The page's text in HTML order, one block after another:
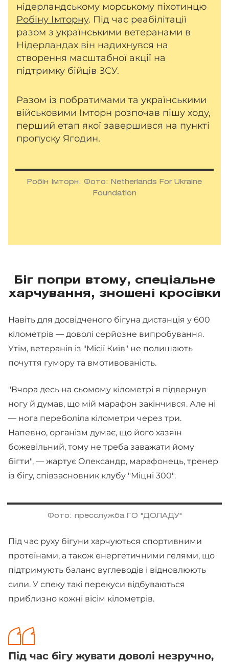
нідерландському морському піхотинцю
Робіну Імторну. Під час реабілітації
разом з українськими ветеранами в
Нідерландах він надихнувся на
створення масштабної акції на
підтримку бійців ЗСУ.
Разом із побратимами та українськими
військовими Імторн розпочав пішу ходу,
перший етап якої завершився на пункті
пропуску Ягодин.
Робін Імторн. Фото: Netherlands For Ukraine
Foundation
Біг попри втому, спеціальне
харчування, зношені кросівки
Навіть для досвідченого бігуна дистанція у 600
кілометрів — доволі серйозне випробування.
Утім, ветеранів із "Місії Київ" не полишають
почуття гумору та вмотивованість.
"Вчора десь на сьомому кілометрі я підвернув
ногу й думав, що мій марафон закінчився. Але ні
— нога переболіла кілометри через три.
Напевно, організм думає, що його хазяїн
божевільний, тому не треба заважати йому
бігти", — жартує Олександр, марафонець, тренер
із бігу, співзасновник клубу "Міцні 300".
Фото: пресслужба ГО "ДОЛАДУ"
Під час руху бігуни харчуються спортивними
протеїнами, а також енергетичними гелями, що
підтримують баланс вуглеводів і відновлюють
сили. У спеку такі перекуси відбуваються
приблизно кожні вісім кілометрів.
Під час бігу жувати доволі незручно,